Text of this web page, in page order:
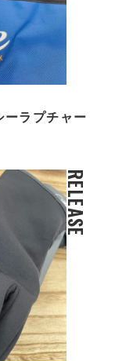
ラプチャー
RELEASE